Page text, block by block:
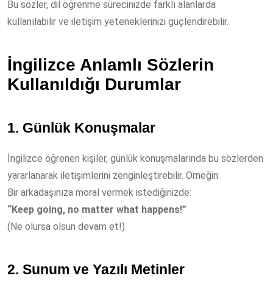
Bu sözler, dil öğrenme sürecinizde farklı alanlarda
kullanılabilir ve iletişim yeteneklerinizi güçlendirebilir.
İngilizce Anlamlı Sözlerin
Kullanıldığı Durumlar
1. Günlük Konuşmalar
İngilizce öğrenen kişiler, günlük konuşmalarında bu sözlerden
yararlanarak iletişimlerini zenginleştirebilir. Örneğin:
Bir arkadaşınıza moral vermek istediğinizde:
“Keep going, no matter what happens!”
(Ne olursa olsun devam et!)
2. Sunum ve Yazılı Metinler